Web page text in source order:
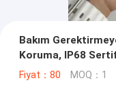
Bakım
Koruma, IP68
Fiyat：80 MOQ：1